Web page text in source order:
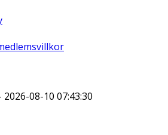
2026-08-10 07:43:30